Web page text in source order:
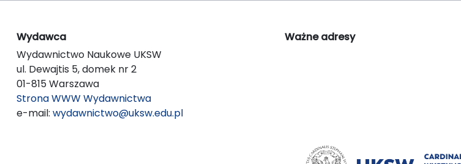
Wydawca
Wydawnictwo Naukowe UKSW
ul. Dewajtis 5, domek nr 2
01-815 Warszawa
Strona WWW Wydawnictwa
e-mail: wydawnictwo@uksw.edu.pl
Ważne adresy